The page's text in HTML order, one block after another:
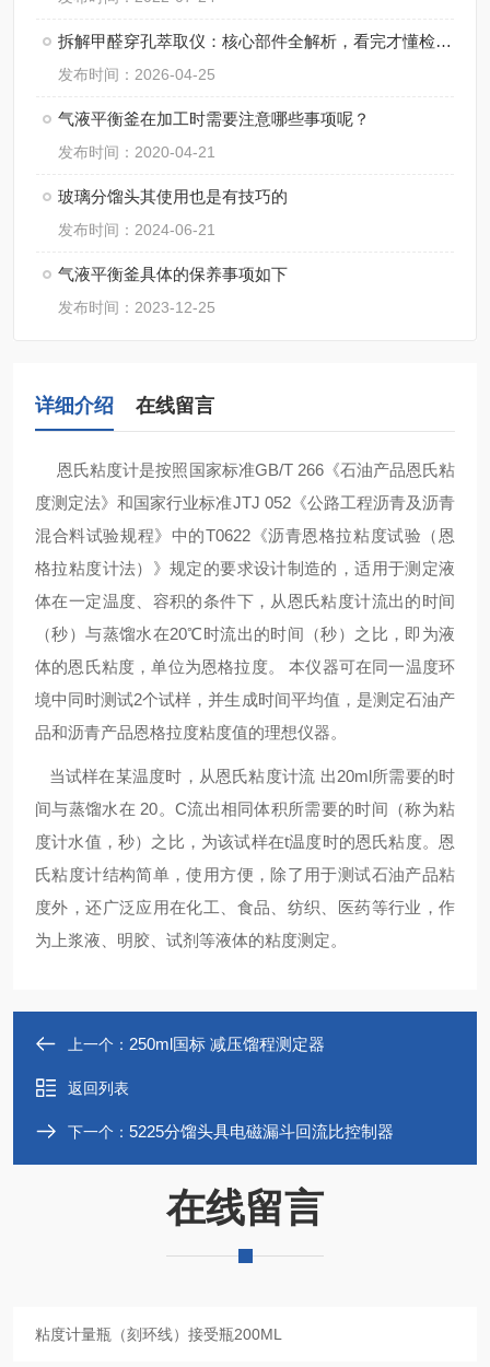
拆解甲醛穿孔萃取仪：核心部件全解析，看完才懂检测“硬核”在哪
发布时间：2026-04-25
气液平衡釜在加工时需要注意哪些事项呢？
发布时间：2020-04-21
玻璃分馏头其使用也是有技巧的
发布时间：2024-06-21
气液平衡釜具体的保养事项如下
发布时间：2023-12-25
详细介绍 在线留言
恩氏粘度计是按照国家标准GB/T 266《石油产品恩氏粘
度测定法》和国家行业标准JTJ 052《公路工程沥青及沥青
混合料试验规程》中的T0622《沥青恩格拉粘度试验（恩
格拉粘度计法）》规定的要求设计制造的，适用于测定液
体在一定温度、容积的条件下，从恩氏粘度计流出的时间
（秒）与蒸馏水在20℃时流出的时间（秒）之比，即为液
体的恩氏粘度，单位为恩格拉度。 本仪器可在同一温度环
境中同时测试2个试样，并生成时间平均值，是测定石油产
品和沥青产品恩格拉度粘度值的理想仪器。
当试样在某温度时，从恩氏粘度计流 出20ml所需要的时
间与蒸馏水在 20。 C流出相同体积所需要的时间（称为粘
度计水值，秒）之比，为该试样在t温度时的恩氏粘度。恩
氏粘度计结构简单，使用方便，除了用于测试石油产品粘
度外，还广泛应用在化工、食品、纺织、医药等行业，作
为上浆液、明胶、试剂等液体的粘度测定。
上一个： 250ml国标 减压馏程测定器
返回列表
下一个： 5225分馏头具电磁漏斗回流比控制器
在线留言